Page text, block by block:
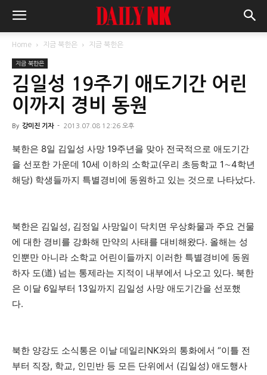
Home 지금 북한은 지금 북한은
지금 북한은
김일성 19주기 애도기간 어린
이까지 경비 동원
By 강미진 기자 - 2013.07.08 12:26 오후
북한은 8일 김일성 사망 19주년을 맞아 전국적으로 애도기간
을 선포한 가운데 10세 이하의 소학교(우리 초등학교 1∼4학년
해당) 학생들까지 특별경비에 동원하고 있는 것으로 나타났다.
북한은 김일성, 김정일 사망일이 닥치면 우상화물과 주요 건물
에 대한 경비를 강화해 만약의 사태를 대비해왔다. 올해는 성
인뿐만 아니라 소학교 어린이들까지 이러한 특별경비에 동원
하자 도(道) 넘는 통제라는 지적이 내부에서 나오고 있다. 북한
은 이달 6일부터 13일까지 김일성 사망 애도기간을 선포했
다.
북한 양강도 소식통은 이날 데일리NK와의 통화에서 “이틀 전
부터 직장, 학교, 인민반 등 모든 단위에서 (김일성) 애도행사